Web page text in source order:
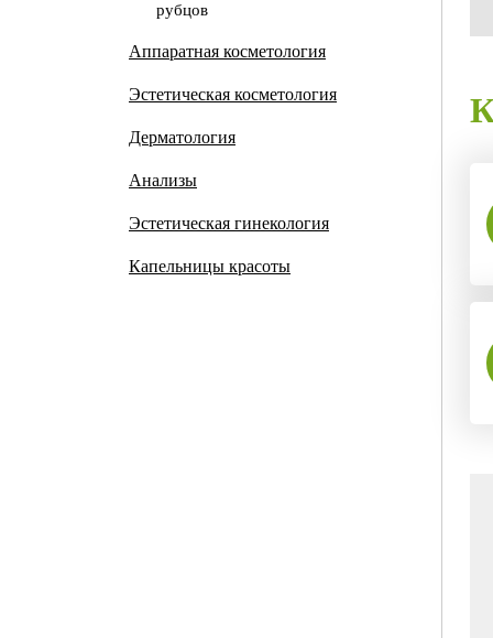
рубцов
Аппаратная косметология
Эстетическая косметология
Дерматология
Анализы
Эстетическая гинекология
Капельницы красоты